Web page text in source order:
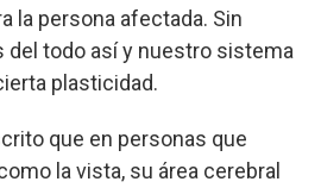
la persona afectada. Sin
del todo así y nuestro sistema
plasticidad.
que en personas que
la vista, su área cerebral